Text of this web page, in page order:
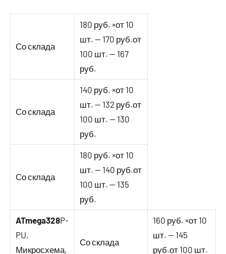
Со склада
180 руб. ×от 10
шт. — 170 руб.от
100 шт. — 167
руб.
Со склада
140 руб. ×от 10
шт. — 132 руб.от
100 шт. — 130
руб.
Со склада
180 руб. ×от 10
шт. — 140 руб.от
100 шт. — 135
руб.
ATmega328P-
PU,
Микросхема,
Со склада
160 руб. ×от 10
шт. — 145
руб.от 100 шт.